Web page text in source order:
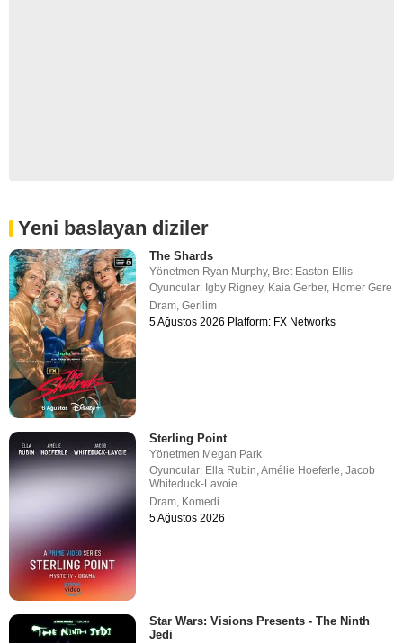
Yeni baslayan diziler
The Shards
Yönetmen Ryan Murphy, Bret Easton Ellis
Oyuncular: Igby Rigney, Kaia Gerber, Homer Gere
Dram ,Gerilim
5 Ağustos 2026 Platform: FX Networks
Sterling Point
Yönetmen Megan Park
Oyuncular: Ella Rubin,Amélie Hoeferle,Jacob
Whiteduck-Lavoie
Dram, Komedi
5 Ağustos 2026
Star Wars: Visions Presents - The Ninth
Jedi